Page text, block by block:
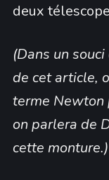
deux
(Dans un
de cet article,
terme Newton
on parlera de
cette monture.)